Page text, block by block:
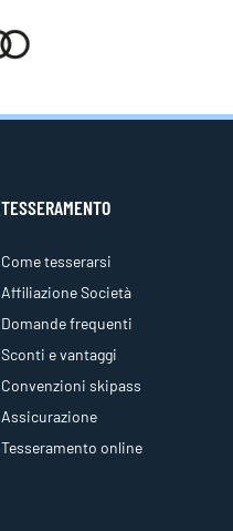
TESSERAMENTO
Come tesserarsi
Affiliazione Società
Domande frequenti
Sconti e vantaggi
Convenzioni skipass
Assicurazione
Tesseramento online